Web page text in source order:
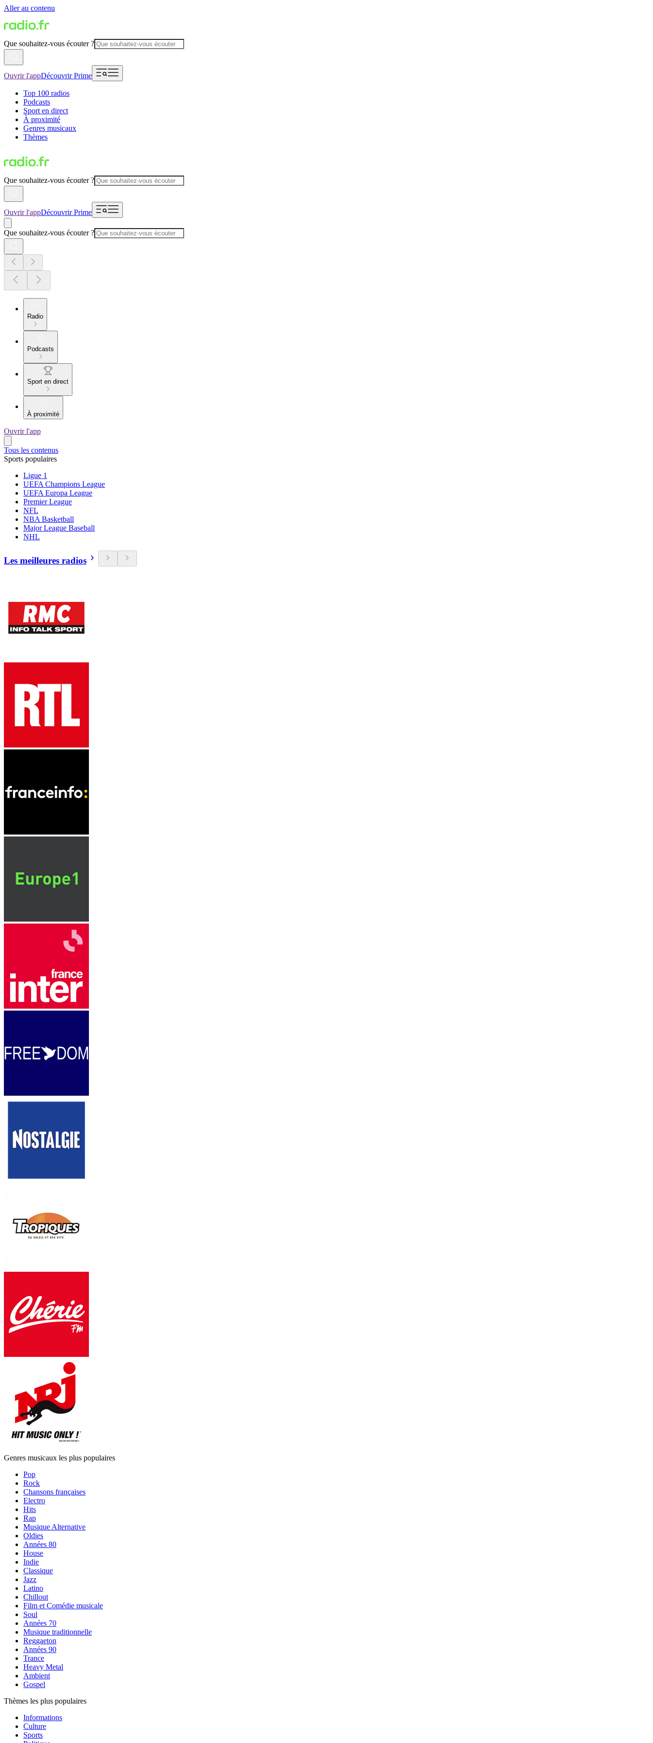
Aller au contenu
Que souhaitez-vous écouter ?
Ouvrir l'appDécouvrir Prime
Top 100 radios
Podcasts
Sport en direct
À proximité
Genres musicaux
Thèmes
Que souhaitez-vous écouter ?
Ouvrir l'appDécouvrir Prime
Que souhaitez-vous écouter ?
Radio
Podcasts
Sport en direct
À proximité
Ouvrir l'app
Tous les contenus
Sports populaires
Ligue 1
UEFA Champions League
UEFA Europa League
Premier League
NFL
NBA Basketball
Major League Baseball
NHL
Les meilleures radios
Genres musicaux les plus populaires
Pop
Rock
Chansons françaises
Electro
Hits
Rap
Musique Alternative
Oldies
Années 80
House
Indie
Classique
Jazz
Latino
Chillout
Film et Comédie musicale
Soul
Années 70
Musique traditionnelle
Reggaeton
Années 90
Trance
Heavy Metal
Ambient
Gospel
Thèmes les plus populaires
Informations
Culture
Sports